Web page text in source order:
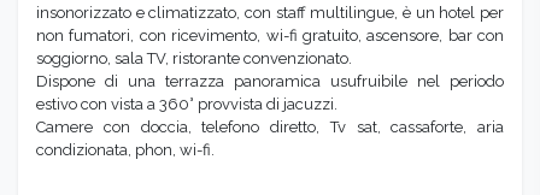
insonorizzato e climatizzato, con staff multilingue, è un hotel per
non fumatori, con ricevimento, wi-fi gratuito, ascensore, bar con
soggiorno, sala TV, ristorante convenzionato.
Dispone di una terrazza panoramica usufruibile nel periodo
estivo con vista a 360° provvista di jacuzzi.
Camere con doccia, telefono diretto, Tv sat, cassaforte, aria
condizionata, phon, wi-fi.